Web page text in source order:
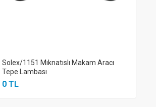
Solex/1151 Mıknatıslı Makam Aracı
Tepe Lambası
0 TL